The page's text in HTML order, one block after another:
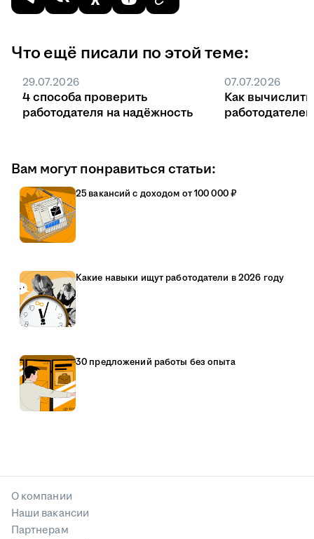
Что ещё писали по этой теме:
29.07.2026
4 способа проверить
работодателя на надёжность
07.07.2026
Как вычислить
Вам могут понравиться статьи:
25 вакансий с доходом от 100 000 ₽
Какие навыки ищут работодатели в 2026 году
30 предложений работы без опыта
О компании
Наши вакансии
Партнерам